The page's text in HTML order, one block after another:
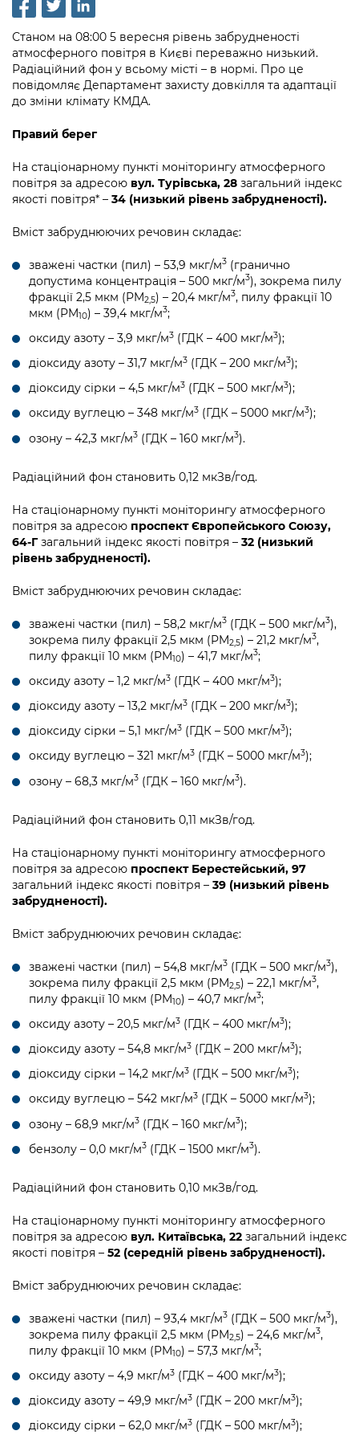
Рішення та розпорядження
Проєкти розпоряджень, що
перебувають на погодженні КМВА
Рішення Київради
Контактна інформація
Графік роботи та прийому громадян
Вакансії
Статистика
Звернення громадян
Регуляторна діяльність
Промисловість і наука Києва
Підприємства, установи, організації
Kyiv International Relations
Річні звіти
Київська міська військова адміністрація
Освіта та навчальні заклади
Дороги, транспорт та парковки
Навколишнє середовище міста
Бізнес та ліцензування
Ритуальні послуги
Іноземцям / For foreigners
Пам'ятки культурної спадщини
Портал Захисників та Захисниць
Безбар'єрність
Міський застосунок Київ Цифровий
Важливе під час воєнного стану
Громадська експертиза
Громадський бюджет
Консультації з громадськістю
Відкритий бюджет
Рада з питань внутрішньо переміщених
осіб при Київській міській військовій
адміністрації
«Ініціатива «Партнерство «Відкритий
Уряд» – місцевий рівень»
Важливе під час воєнного стану
Інформація з обмеженим доступом
Подати запит онлайн
Проекти нормативно-правових та
Питання і відповіді про публічну
інформацію
Порядок оскарження рішень, дій чи
бездіяльності розпорядників інформації
Звіти про опрацювання запитів на
публічну інформацію
Інформація для споживачів
Портал даних Києва
Публічні дашборди
Медіагалерея
Підписатися на новини та анонси від
КМДА / Subscribe to announcements
from the KCSA
Accreditation process
Подати журналістський запит /
Submitting a media request
Зйомки в лікарнях в умовах воєнного
стану / Rules for media coverage of
hospitals at work under martial law
Контакти для медіа / Contacts for mass
media
Портал Послуг
Станом на 08:00 5 вересня рівень забрудненості
атмосферного повітря в Києві переважно низький.
Радіаційний фон у всьому місті – в нормі. Про це
повідомляє Департамент захисту довкілля та адаптації
до зміни клімату КМДА.
Правий берег
На стаціонарному пункті моніторингу атмосферного
повітря за адресою вул. Турівська, 28 загальний індекс
якості повітря* – 34 (низький рівень забрудненості).
Вміст забруднюючих речовин складає:
зважені частки (пил) – 53,9 мкг/м3 (гранично
допустима концентрація – 500 мкг/м3), зокрема пилу
фракції 2,5 мкм (PM2,5) – 20,4 мкг/м3, пилу фракції 10
мкм (PM10) – 39,4 мкг/м3;
оксиду азоту – 3,9 мкг/м3 (ГДК – 400 мкг/м3);
діоксиду азоту – 31,7 мкг/м3 (ГДК – 200 мкг/м3);
діоксиду сірки – 4,5 мкг/м3 (ГДК – 500 мкг/м3);
оксиду вуглецю – 348 мкг/м3 (ГДК – 5000 мкг/м3);
озону – 42,3 мкг/м3 (ГДК – 160 мкг/м3).
Радіаційний фон становить 0,12 мкЗв/год.
На стаціонарному пункті моніторингу атмосферного
повітря за адресою проспект Європейського Союзу,
64-Гзагальний індекс якості повітря – 32 (низький
рівень забрудненості).
Вміст забруднюючих речовин складає:
зважені частки (пил) – 58,2 мкг/м3 (ГДК – 500 мкг/м3),
зокрема пилу фракції 2,5 мкм (PM2,5) – 21,2 мкг/м3,
пилу фракції 10 мкм (PM10) – 41,7 мкг/м3;
оксиду азоту – 1,2 мкг/м3 (ГДК – 400 мкг/м3);
діоксиду азоту – 13,2 мкг/м3 (ГДК – 200 мкг/м3);
діоксиду сірки – 5,1 мкг/м3 (ГДК – 500 мкг/м3);
оксиду вуглецю – 321 мкг/м3 (ГДК – 5000 мкг/м3);
озону – 68,3 мкг/м3 (ГДК – 160 мкг/м3).
Радіаційний фон становить 0,11 мкЗв/год.
На стаціонарному пункті моніторингу атмосферного
повітря за адресою проспект Берестейський, 97
загальний індекс якості повітря – 39 (низький рівень
забрудненості).
Вміст забруднюючих речовин складає:
зважені частки (пил) – 54,8 мкг/м3 (ГДК – 500 мкг/м3),
зокрема пилу фракції 2,5 мкм (PM2,5) – 22,1 мкг/м3,
пилу фракції 10 мкм (PM10) – 40,7 мкг/м3;
оксиду азоту – 20,5 мкг/м3 (ГДК – 400 мкг/м3);
діоксиду азоту – 54,8 мкг/м3 (ГДК – 200 мкг/м3);
діоксиду сірки – 14,2 мкг/м3 (ГДК – 500 мкг/м3);
оксиду вуглецю – 542 мкг/м3 (ГДК – 5000 мкг/м3);
озону – 68,9 мкг/м3 (ГДК – 160 мкг/м3);
бензолу – 0,0 мкг/м3 (ГДК – 1500 мкг/м3).
Радіаційний фон становить 0,10 мкЗв/год.
На стаціонарному пункті моніторингу атмосферного
повітря за адресою вул. Китаївська, 22 загальний індекс
якості повітря – 52 (середній рівень забрудненості).
Вміст забруднюючих речовин складає:
зважені частки (пил) – 93,4 мкг/м3 (ГДК – 500 мкг/м3),
зокрема пилу фракції 2,5 мкм (PM2,5) – 24,6 мкг/м3,
пилу фракції 10 мкм (PM10) – 57,3 мкг/м3;
оксиду азоту – 4,9 мкг/м3 (ГДК – 400 мкг/м3);
діоксиду азоту – 49,9 мкг/м3 (ГДК – 200 мкг/м3);
діоксиду сірки – 62,0 мкг/м3 (ГДК – 500 мкг/м3);